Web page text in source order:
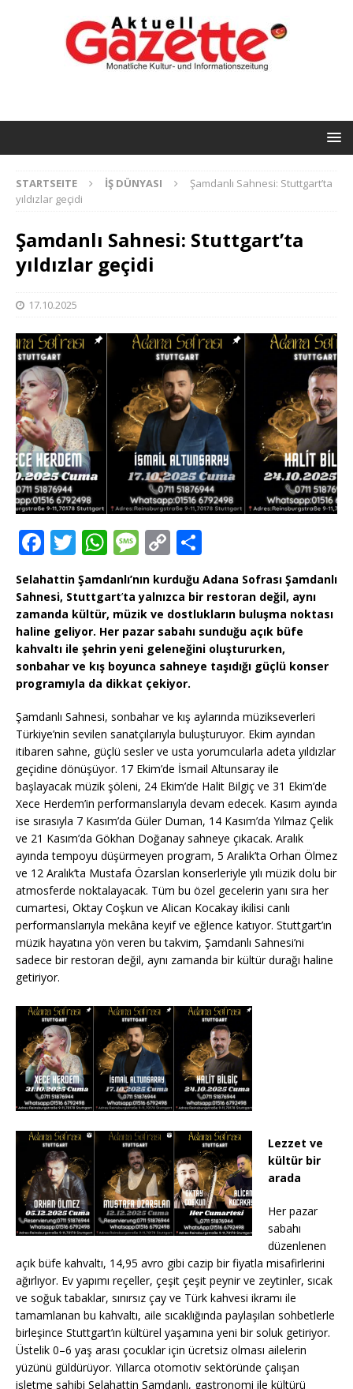
STARTSEITE İŞ DÜNYASI
Şamdanlı Sahnesi: Stuttgart’ta
yıldızlar geçidi
Şamdanlı Sahnesi: Stuttgart’ta
yıldızlar geçidi
17.10.2025
F
a
c
e
b
o
o
k
T
w
it
te
r
W
h
at
s
A
p
p
M
ss
a
g
e
C
o
p
y
Li
n
k
ei
le
n
Selahattin Şamdanlı’nın kurduğu Adana Sofrası Şamdanlı
Sahnesi, Stuttgart’ta yalnızca bir restoran değil, aynı
zamanda kültür, müzik ve dostlukların buluşma noktası
haline geliyor. Her pazar sabahı sunduğu açık büfe
kahvaltı ile şehrin yeni geleneğini oluştururken,
sonbahar ve kış boyunca sahneye taşıdığı güçlü konser
programıyla da dikkat çekiyor.
Şamdanlı Sahnesi, sonbahar ve kış aylarında müzikseverleri
Türkiye’nin sevilen sanatçılarıyla buluşturuyor. Ekim ayından
itibaren sahne, güçlü sesler ve usta yorumcularla adeta yıldızlar
geçidine dönüşüyor. 17 Ekim’de İsmail Altunsaray ile
başlayacak müzik şöleni, 24 Ekim’de Halit Bilgiç ve 31 Ekim’de
Xece Herdem’in performanslarıyla devam edecek. Kasım ayında
ise sırasıyla 7 Kasım’da Güler Duman, 14 Kasım’da Yılmaz Çelik
ve 21 Kasım’da Gökhan Doğanay sahneye çıkacak. Aralık
ayında tempoyu düşürmeyen program, 5 Aralık’ta Orhan Ölmez
ve 12 Aralık’ta Mustafa Özarslan konserleriyle yılı müzik dolu bir
atmosferde noktalayacak. Tüm bu özel gecelerin yanı sıra her
cumartesi, Oktay Coşkun ve Alican Kocakay ikilisi canlı
performanslarıyla mekâna keyif ve eğlence katıyor. Stuttgart’ın
müzik hayatına yön veren bu takvim, Şamdanlı Sahnesi’ni
sadece bir restoran değil, aynı zamanda bir kültür durağı haline
getiriyor.
Lezzet ve
kültür bir
arada
Her pazar
sabahı
düzenlenen
açık büfe kahvaltı, 14,95 avro gibi cazip bir fiyatla misafirlerini
ağırlıyor. Ev yapımı reçeller, çeşit çeşit peynir ve zeytinler, sıcak
ve soğuk tabaklar, sınırsız çay ve Türk kahvesi ikramı ile
tamamlanan bu kahvaltı, aile sıcaklığında paylaşılan sohbetlerle
birleşince Stuttgart’ın kültürel yaşamına yeni bir soluk getiriyor.
Üstelik 0–6 yaş arası çocuklar için ücretsiz olması ailelerin
yüzünü güldürüyor. Yıllarca otomotiv sektöründe çalışan
işletme sahibi Selahattin Şamdanlı, gastronomi ile kültürü